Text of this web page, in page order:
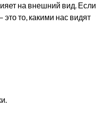
на внешний вид. Если
то, какими нас видят